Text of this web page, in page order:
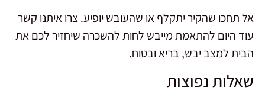
אל תחכו שהקיר יתקלף או שהעובש יופיע. צרו איתנו קשר
עוד היום להתאמת מייבש לחות להשכרה שיחזיר לכם את
הבית למצב יבש, בריא ובטוח.
שאלות נפוצות